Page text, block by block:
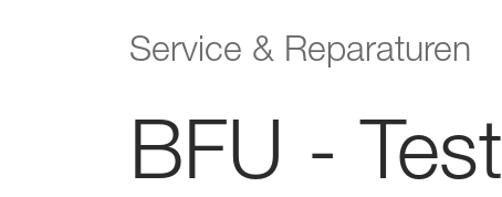
Service & Reparaturen
BFU - Test